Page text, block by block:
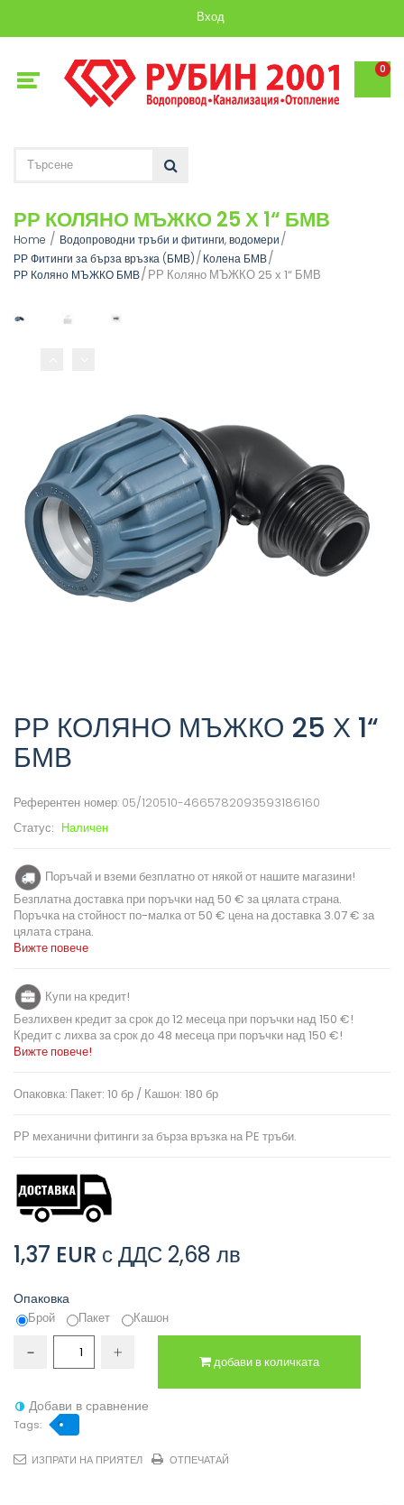
Вход
0
РР КОЛЯНО МЪЖКО 25 Х 1“ БМВ
Home
Водопроводни тръби и фитинги, водомери
РР Фитинги за бърза връзка (БМВ)
Колена БМВ
РР Коляно МЪЖКО БМВ РР Коляно МЪЖКО 25 х 1“ БМВ
РР КОЛЯНО МЪЖКО 25 Х 1“
БМВ
Референтен номер: 05/120510-4665782093593186160
Статус: Наличен
Поръчай и вземи безплатно от някой от нашите магазини!
Безплатна доставка при поръчки над 50 € за цялата страна.
Поръчка на стойност по-малка от 50 € цена на доставка 3.07 € за
цялата страна.
Вижте повече
Купи на кредит!
Безлихвен кредит за срок до 12 месеца при поръчки над 150 €!
Кредит с лихва за срок до 48 месеца при поръчки над 150 €!
Вижте повече!
Опаковка: Пакет: 10 бр / Кашон: 180 бр
РР механични фитинги за бърза връзка на РE тръби.
1,37 EUR с ДДС 2,68 лв
Опаковка
Брой Пакет Кашон
добави в количката
Добави в сравнение
Tags:
ИЗПРАТИ НА ПРИЯТЕЛ ОТПЕЧАТАЙ